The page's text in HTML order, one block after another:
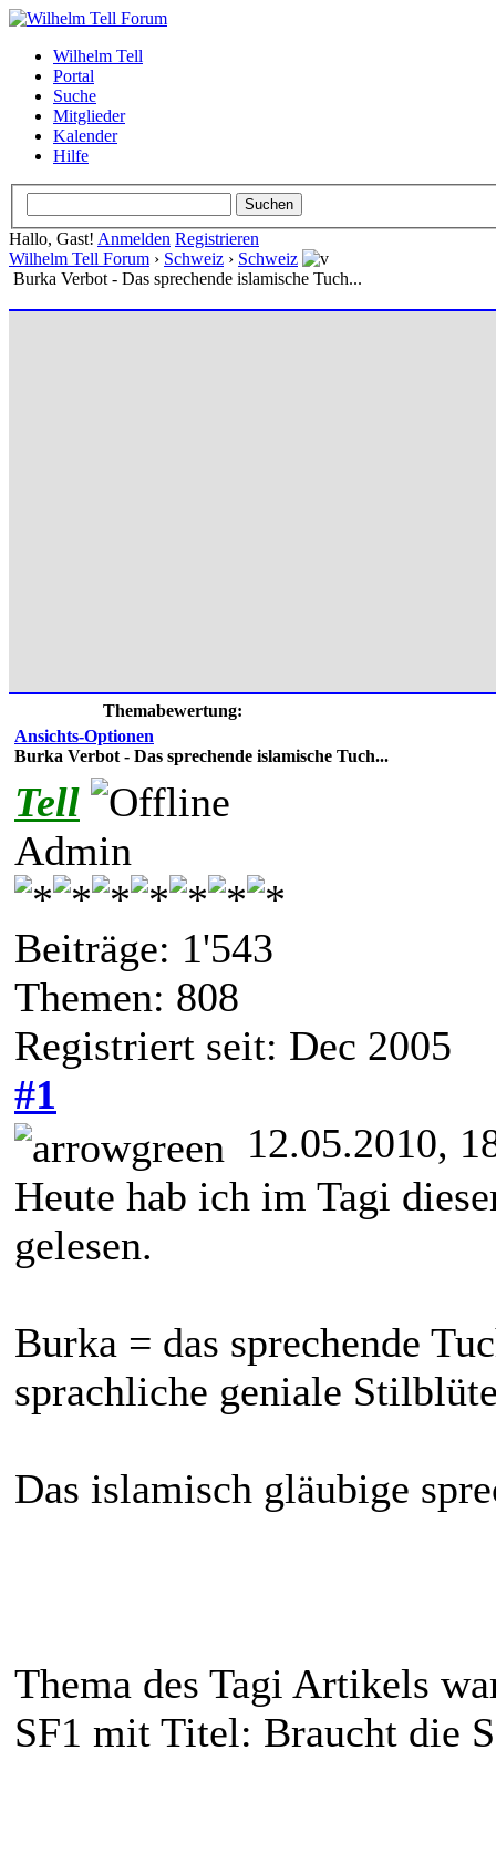
Wilhelm Tell
Portal
Suche
Mitglieder
Kalender
Hilfe
Hallo, Gast! Anmelden Registrieren
Wilhelm Tell Forum › Schweiz › Schweiz
Burka Verbot - Das sprechende islamische Tuch...
Themabewertung:
Ansichts-Optionen
Burka Verbot - Das sprechende islamische Tuch...
Tell
Admin
Beiträge: 1'543
Themen: 808
Registriert seit: Dec 2005
#1
12.05.2010,
Heute hab ich im Tagi
gelesen.
Burka = das sprechende
sprachliche geniale
Das islamisch gläubige
Thema des Tagi Artikels
SF1 mit Titel: Braucht die